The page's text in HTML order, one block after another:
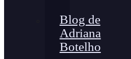
Blog de
Adriana
Botelho